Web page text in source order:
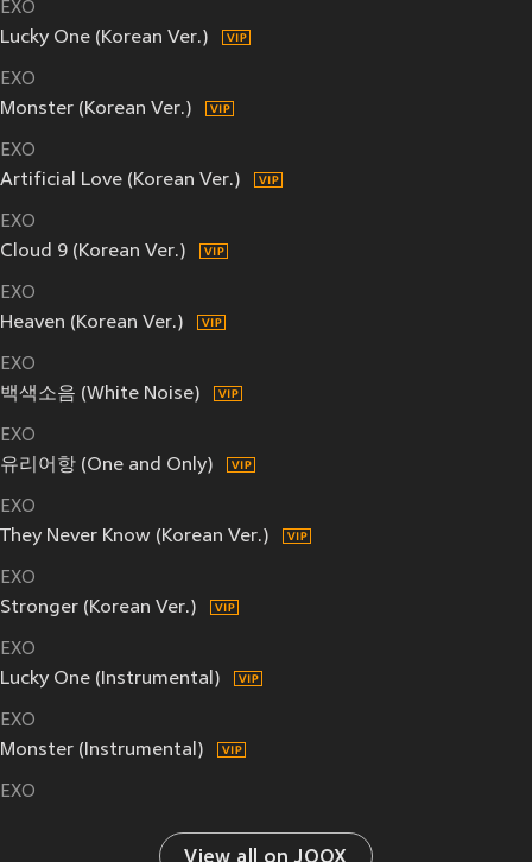
EXO
Lucky One (Korean Ver.)
EXO
Monster (Korean Ver.)
EXO
Artificial Love (Korean Ver.)
EXO
Cloud 9 (Korean Ver.)
EXO
Heaven (Korean Ver.)
EXO
백색소음 (White Noise)
EXO
유리어항 (One and Only)
EXO
They Never Know (Korean Ver.)
EXO
Stronger (Korean Ver.)
EXO
Lucky One (Instrumental)
EXO
Monster (Instrumental)
EXO